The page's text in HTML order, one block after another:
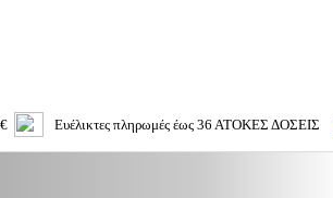
Ευέλικτες πληρωμές έως 36 ΑΤΟΚΕΣ ΔΟΣΕΙΣ